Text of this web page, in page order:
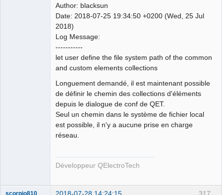
Author: blacksun
Date: 2018-07-25 19:34:50 +0200 (Wed, 25 Jul
2018)
Log Message:
-----------
let user define the file system path of the common
and custom elements collections
Longuement demandé, il est maintenant possible
de définir le chemin des collections d'éléments
depuis le dialogue de conf de QET.
Seul un chemin dans le système de fichier local
est possible, il n'y a aucune prise en charge
réseau.
Développeur QElectroTech
scorpio810